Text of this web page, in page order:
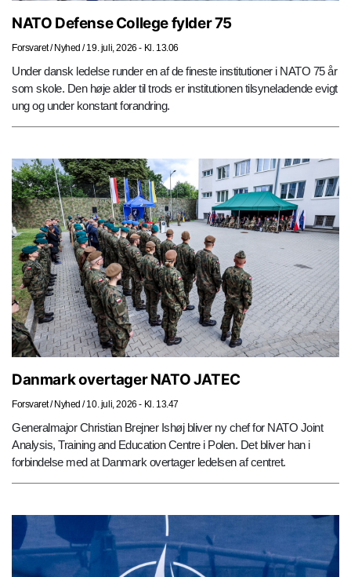
NATO Defense College fylder 75
Forsvaret/ Nyhed / 19. juli, 2026 - Kl. 13.06
Under dansk ledelse runder en af de fineste institutioner i NATO 75 år
som skole. Den høje alder til trods er institutionen tilsyneladende evigt
ung og under konstant forandring.
Danmark overtager NATO JATEC
Forsvaret/ Nyhed / 10. juli, 2026 - Kl. 13.47
Generalmajor Christian Brejner Ishøj bliver ny chef for NATO Joint
Analysis, Training and Education Centre i Polen. Det bliver han i
forbindelse med at Danmark overtager ledelsen af centret.